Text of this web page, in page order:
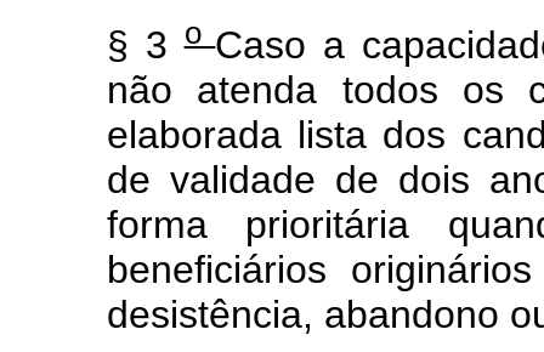
§ 3o Caso a
não atenda todos os
elaborada lista dos
de validade de dois
forma prioritária
beneficiários
desistência, abandono